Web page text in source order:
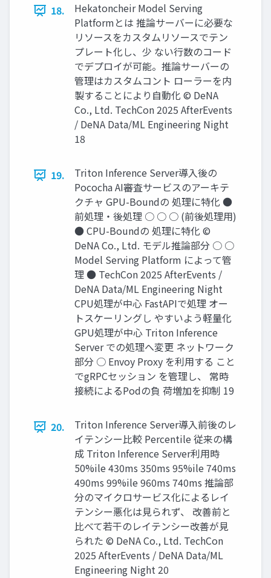
18.
Hekatoncheir Model Serving
Platformとは 推論サーバーに必要な
リソースをカスタムリソースでテン
プレート化し、少 ない行数のコード
でデプロイが可能。推論サーバーの
管理はカスタムコント ローラーを内
製することにより自動化 © DeNA
Co., Ltd. TechCon 2025 AfterEvents
/ DeNA Data/ML Engineering Night
18
19.
Triton Inference Server導入後の
Pococha AI審査サービスのアーキテ
クチャ GPU-Boundの 処理に特化 ●
前処理・後処理 ○ ○ ○ (前後処理用)
● CPU-Boundの 処理に特化 ©
DeNA Co., Ltd. モデル推論部分 ○ ○
Model Serving Platform によって管
理 ● TechCon 2025 AfterEvents /
DeNA Data/ML Engineering Night
CPU処理が中心 FastAPIで処理 オー
トスケーリングし やすいよう軽量化
GPU処理が中心 Triton Inference
Server での処理へ変更 ネットワーク
部分 ○ Envoy Proxy を利用する こと
でgRPCセッション を管理し、 常時
接続によるPodの負 荷増加を抑制 19
20.
Triton Inference Server導入前後のレ
イテンシー比較 Percentile 従来の構
成 Triton Inference Server利用時
50%ile 430ms 350ms 95%ile 740ms
490ms 99%ile 960ms 740ms 推論部
分のマイクロサービス化によるレイ
テンシー悪化は見られず、 改善前と
比べて若干のレイテンシー改善が見
られた © DeNA Co., Ltd. TechCon
2025 AfterEvents / DeNA Data/ML
Engineering Night 20